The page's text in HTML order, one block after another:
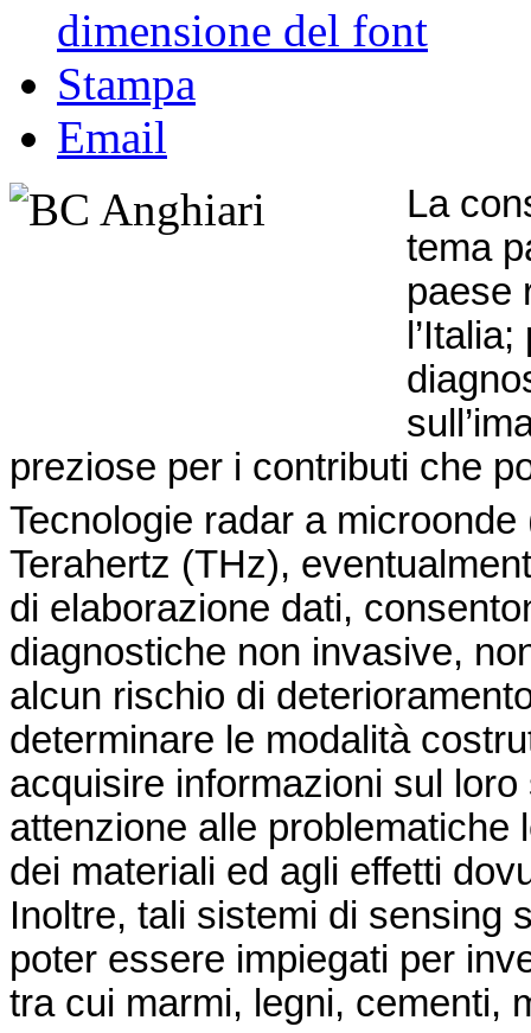
dimensione del font
Stampa
Email
La
tema
paese
preziose per i contributi che
Tecnologie radar a
Terahertz (THz),
di elaborazione dati,
diagnostiche non invasive,
alcun rischio di
determinare le modalità
acquisire informazioni sul
attenzione alle problematiche
dei materiali ed agli effetti
Inoltre, tali sistemi di sensing
poter essere impiegati per
tra cui marmi, legni, cementi,